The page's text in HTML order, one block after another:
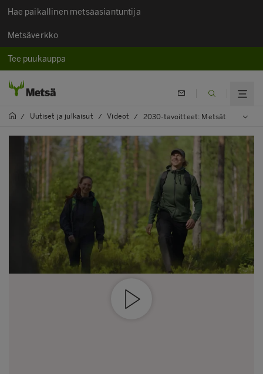
Hae paikallinen metsäasiantuntija
Metsäverkko
Tee puukauppa
/ Uutiset ja julkaisut / Videot / 2030-tavoitteet: Metsät